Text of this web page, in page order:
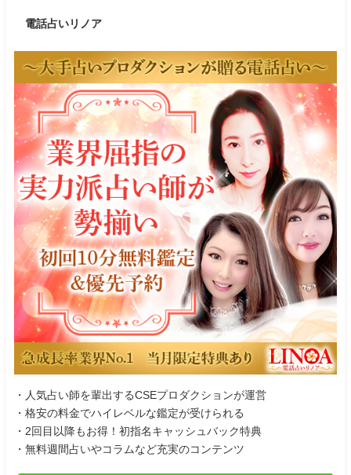
電話占いリノア
・人気占い師を輩出するCSEプロダクションが運営
・格安の料金でハイレベルな鑑定が受けられる
・2回目以降もお得！初指名キャッシュバック特典
・無料週間占いやコラムなど充実のコンテンツ